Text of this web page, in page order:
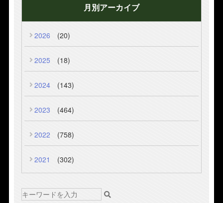
月別アーカイブ
2026 (20)
2025 (18)
2024 (143)
2023 (464)
2022 (758)
2021 (302)